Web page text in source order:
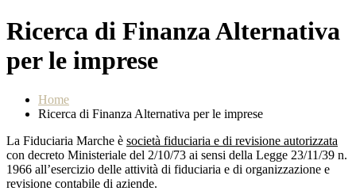
Ricerca di Finanza Alternativa
per le imprese
Home
Ricerca di Finanza Alternativa per le imprese
La Fiduciaria Marche è società fiduciaria e di revisione autorizzata
con decreto Ministeriale del 2/10/73 ai sensi della Legge 23/11/39 n.
1966 all’esercizio delle attività di fiduciaria e di organizzazione e
revisione contabile di aziende.